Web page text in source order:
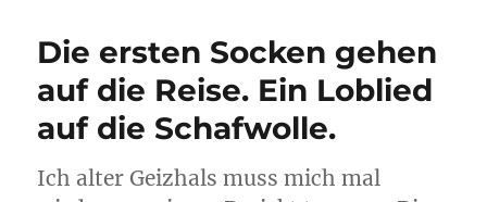
Die ersten Socken gehen
auf die Reise. Ein Loblied
auf die Schafwolle.
Ich alter Geizhals muss mich mal